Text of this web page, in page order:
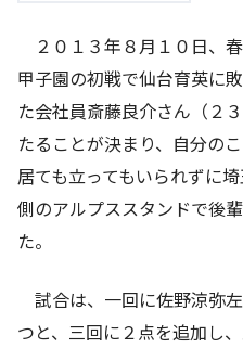
２０１３年８月１０日、
甲子園の初戦で仙台育英に
た会社員斎藤良介さん（２
たることが決まり、自分の
居ても立ってもいられずに
側のアルプススタンドで後
た。
試合は、一回に佐野涼弥
つと、三回に２点を追加し